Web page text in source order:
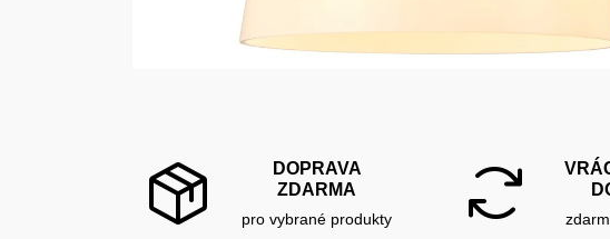
DOPRAVA
ZDARMA
pro vybrané produkty